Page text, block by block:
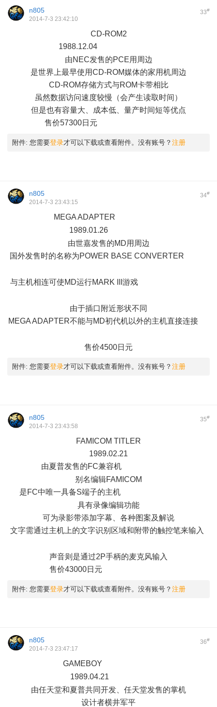
33#
n805
2014-7-3 23:42:10
CD-ROM2
1988.12.04
由NEC发售的PCE用周边
是世界上最早使用CD-ROM媒体的家用机周边
CD-ROM存储方式与ROM卡带相比
虽然数据访问速度较慢（会产生读取时间）
但是也有容量大、成本低、量产时间短等优点
售价57300日元
附件: 您需要登录才可以下载或查看附件。没有账号？注册
34#
n805
2014-7-3 23:43:15
MEGA ADAPTER
1989.01.26( ^' E" {* n( L$ d
由世嘉发售的MD用周边
国外发售时的名称为POWER BASE CONVERTER
与主机相连可使MD运行MARK III游戏7 R" X3 c$ o8 N# f; e3 F. z;
由于插口附近形状不同
MEGA ADAPTER不能与MD初代机以外的主机直接连接
售价4500日元
附件: 您需要登录才可以下载或查看附件。没有账号？注册
35#
n805
2014-7-3 23:43:58
FAMICOM TITLER
1989.02.21
由夏普发售的FC兼容机^, {0 z, [$ W) _/ H$ J
别名编辑FAMICOM
是FC中唯一具备S端子的主机8 `) W1 G! V! _( [( g& x2 R2 @
具有录像编辑功能
可为录影带添加字幕、各种图案及解说
文字需通过主机上的文字识别区域和附带的触控笔来输入
声音则是通过2P手柄的麦克风输入
售价43000日元
附件: 您需要登录才可以下载或查看附件。没有账号？注册
36#
n805
2014-7-3 23:47:17
GAMEBOY
1989.04.21
由任天堂和夏普共同开发、任天堂发售的掌机
设计者横井军平